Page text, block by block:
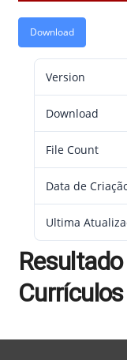
Download
Version
Download
File Count
Data de
Ultima